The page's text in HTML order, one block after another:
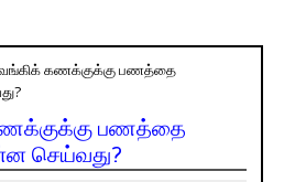
கணக்குக்கு பணத்தை
பணத்தை
செய்வது?